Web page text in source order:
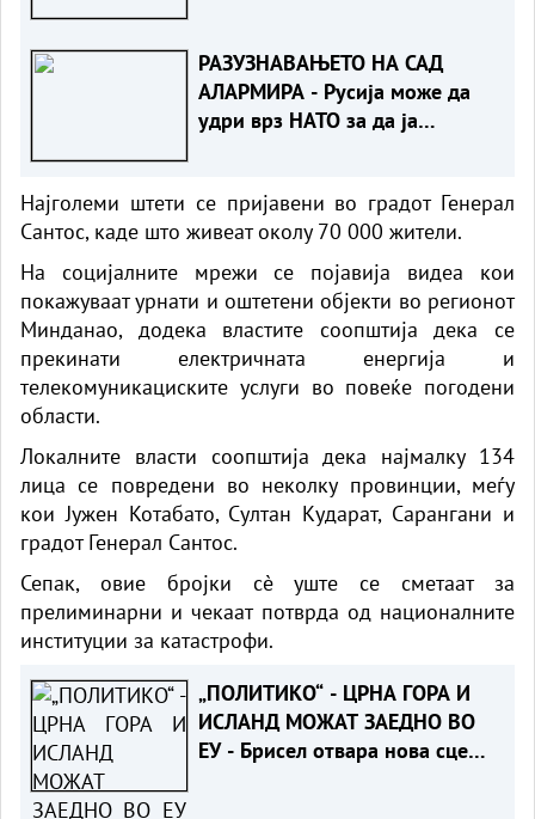
РАЗУЗНАВАЊЕТО НА САД
АЛАРМИРА - Русија може да
удри врз НАТО за да ја
Најголеми штети се пријавени во градот Генерал
Сантос, каде што живеат околу 70 000 жители.
На социјалните мрежи се појавија видеа кои
покажуваат урнати и оштетени објекти во регионот
Минданао, додека властите соопштија дека се
прекинати електричната енергија и
телекомуникациските услуги во повеќе погодени
области.
Локалните власти соопштија дека најмалку 134
лица се повредени во неколку провинции, меѓу
кои Јужен Котабато, Султан Кударат, Сарангани и
градот Генерал Сантос.
Сепак, овие бројки сè уште се сметаат за
прелиминарни и чекаат потврда од националните
институции за катастрофи.
„ПОЛИТИКО“ - ЦРНА ГОРА И
ИСЛАНД МОЖАТ ЗАЕДНО ВО
ЕУ - Брисел отвара нова сцена